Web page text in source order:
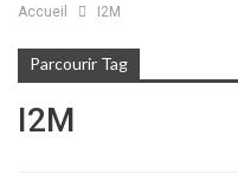
Accueil I2M
Parcourir Tag
I2M